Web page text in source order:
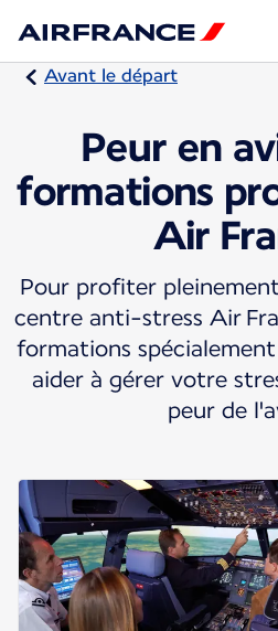
Avant le départ
Peur en
formations
Air
Pour profiter
centre anti-stress Air
formations
aider à gérer votre
peur de